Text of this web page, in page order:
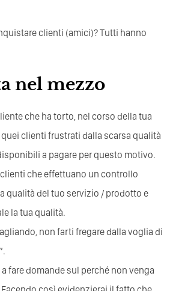
clienti (amici)? Tutti hanno
nel mezzo
che ha torto, nel corso della tua
clienti frustrati dalla scarsa qualità
a pagare per questo motivo.
che effettuano un controllo
qualità del tuo servizio / prodotto e
la tua qualità.
non farti fregare dalla voglia di
fare domande sul perché non venga